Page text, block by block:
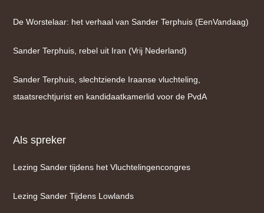
De Worstelaar: het verhaal van Sander Terphuis (EenVandaag)
Sander Terphuis, rebel uit Iran (Vrij Nederland)
Sander Terphuis, slechtziende Iraanse vluchteling,
staatsrechtjurist en kandidaatkamerlid voor de PvdA
Als spreker
Lezing Sander tijdens het Vluchtelingencongres
Lezing Sander Tijdens Lowlands